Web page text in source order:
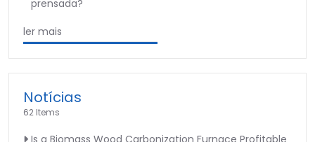
prensada?
ler mais
Notícias
62 Items